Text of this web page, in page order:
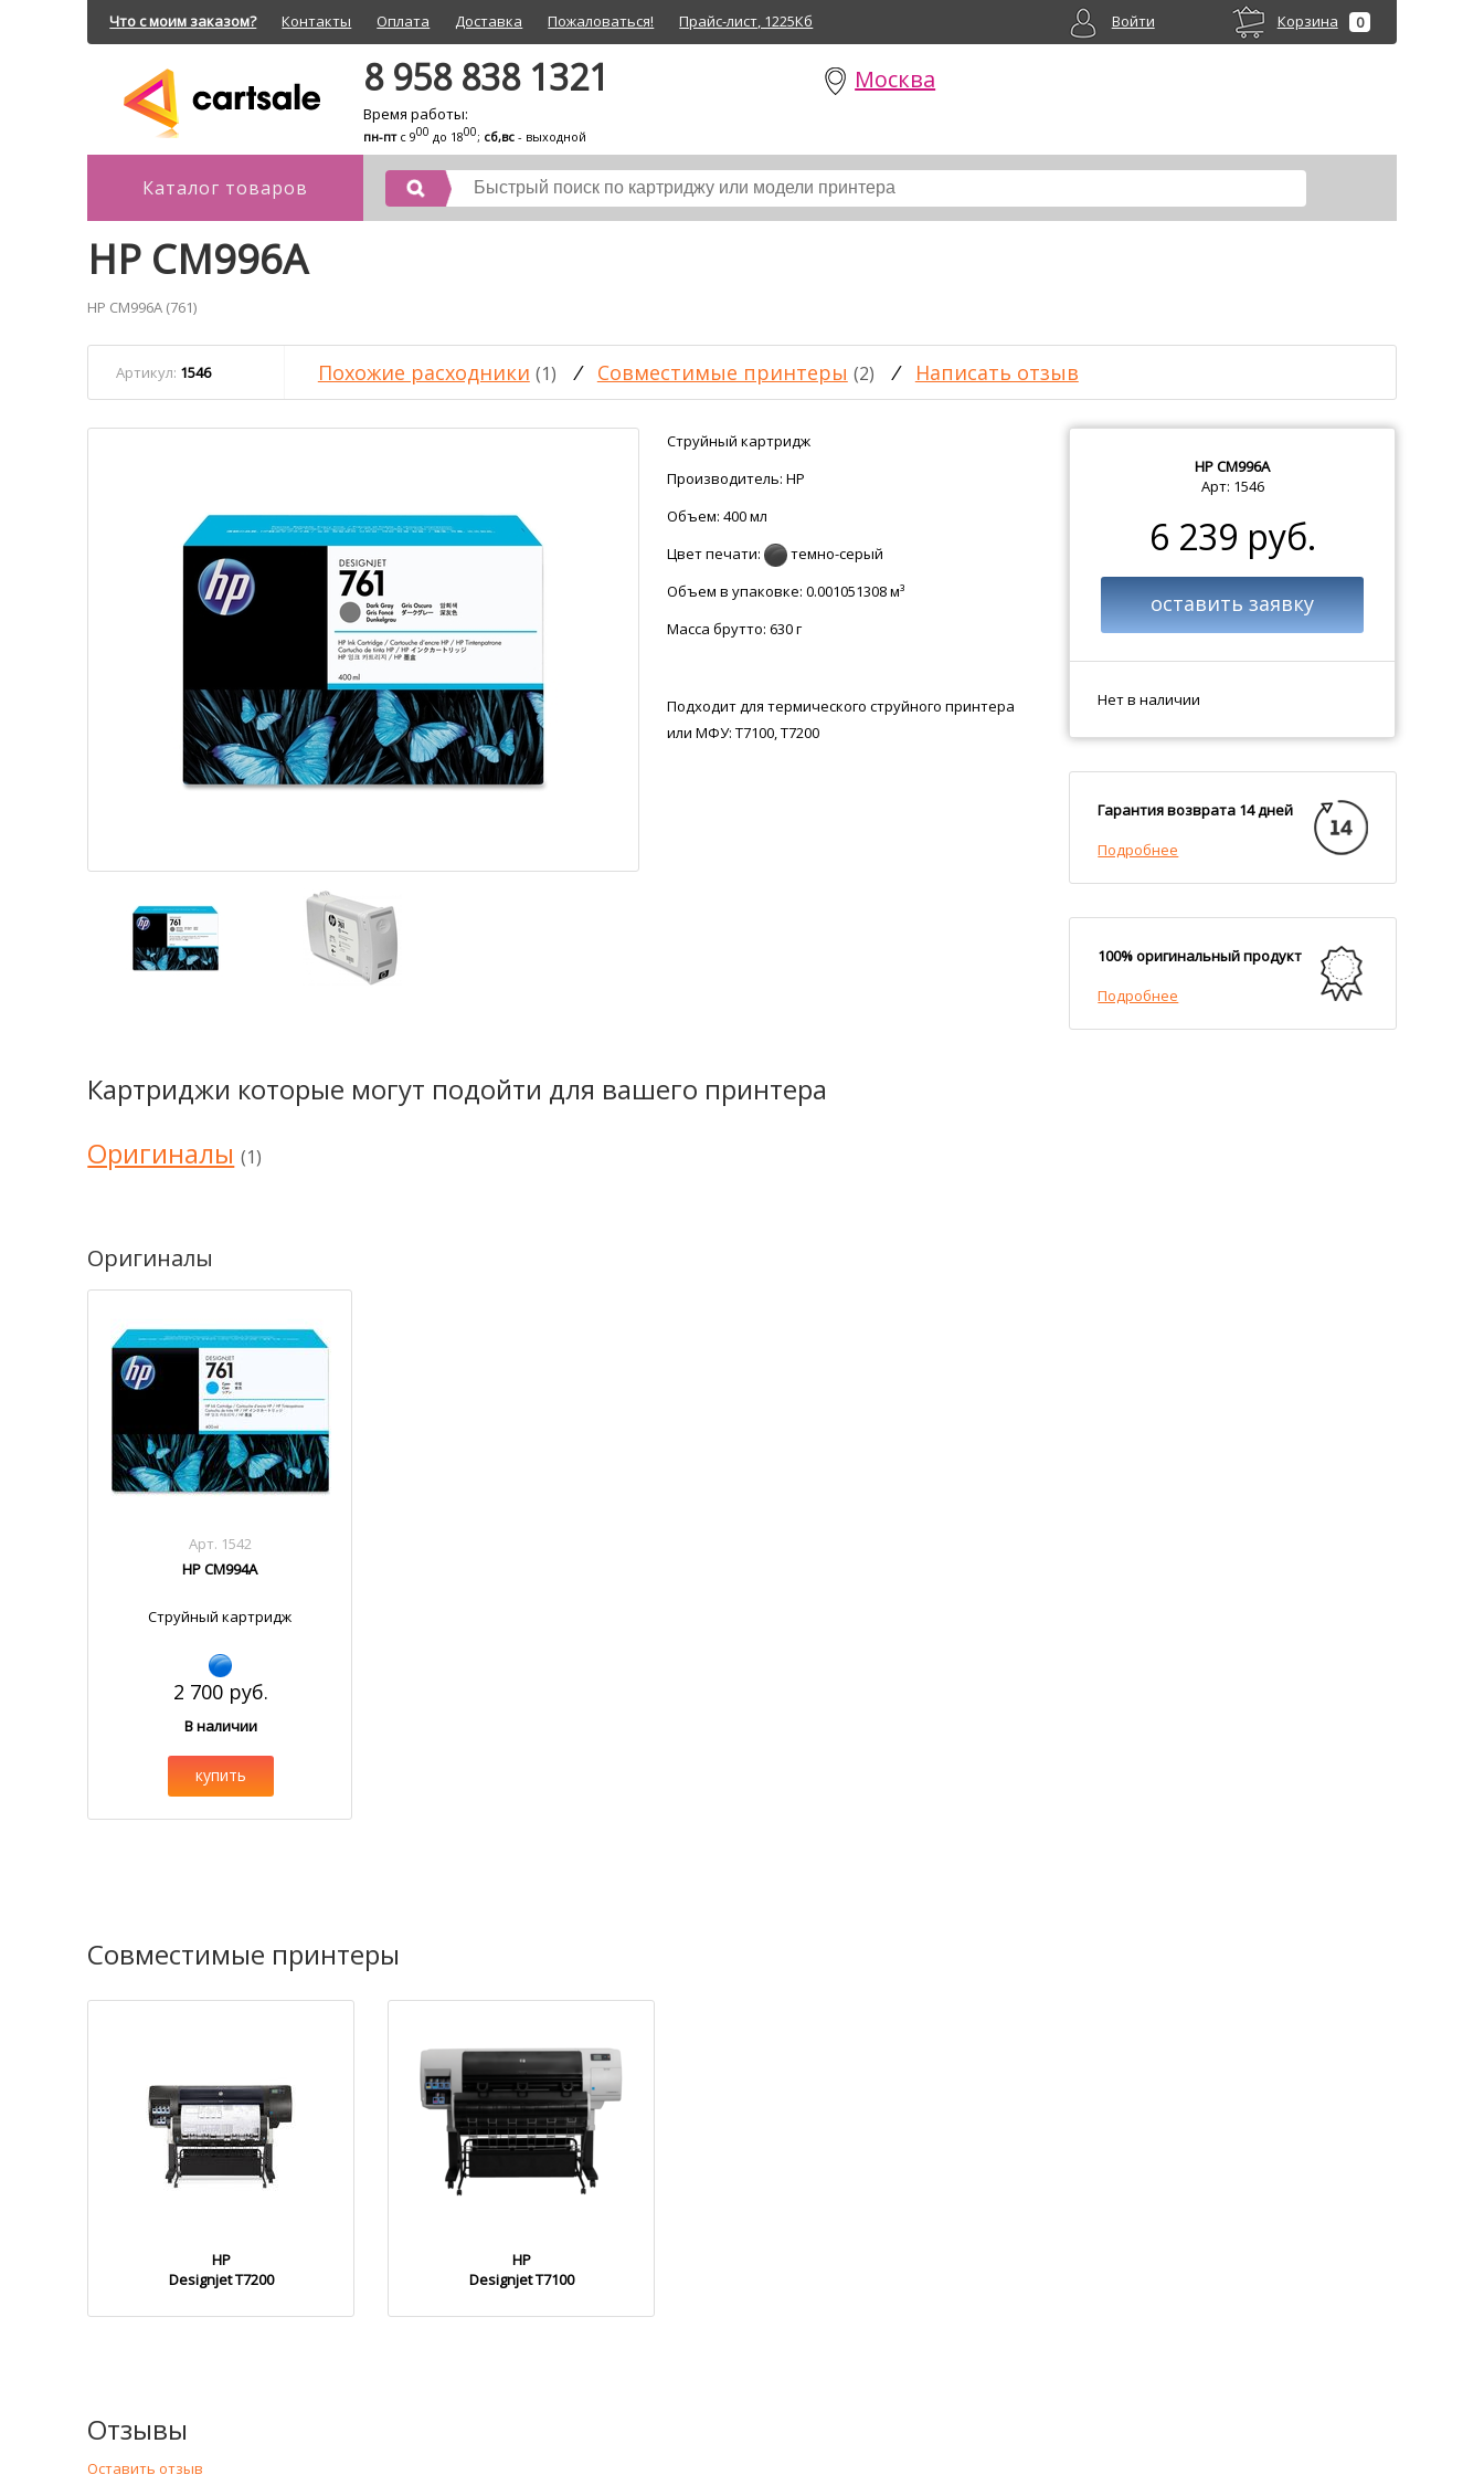
Что с моим заказом? Контакты Оплата Доставка Пожаловаться! Прайс-лист, 1225Кб Корзина 0
Войти
8 958 838 1321
Время работы:
пн-птс 900 до 1800; сб,вс - выходной
Москва
Каталог товаров
HP CM996A
HP CM996A (761)
Артикул: 1546 Похожие расходники (1) / Совместимые принтеры (2) / Написать отзыв
Струйный картридж
Производитель:HP
Объем: 400 мл
Цвет печати:
темно-серый
Объем в упаковке: 0.001051308 м³
Масса брутто:630 г
Подходит для термического струйного принтера
или МФУ: T7100, T7200
Картриджи которые могут подойти для вашего принтера
Оригиналы (1)
Оригиналы
Арт. 1542
HP CM994A
Струйный картридж
2 700 руб.
В наличии
купить
Совместимые принтеры
HP
Designjet T7200
HP
Designjet T7100
Отзывы
Оставить отзыв
HPCM996A
Арт: 1546
6 239 руб.
оставить заявку
Нет в наличии
Гарантия возврата 14 дней
Подробнее
100% оригинальный продукт
Подробнее